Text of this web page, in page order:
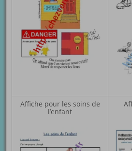
Affiche pour les soins de
l’enfant